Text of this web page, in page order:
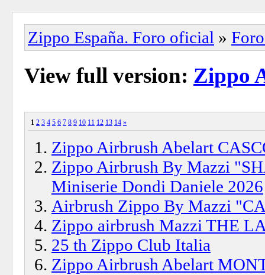
Zippo España. Foro oficial »
View full version: Zippo
1 2 3 4 5 6 7 8 9 10 11 12 13 14 »
Zippo Airbrush Abelart
Zippo Airbrush By Mazzi
Miniserie Dondi Daniele 2026
Airbrush Zippo By Mazzi
Zippo airbrush Mazzi THE
25 th Zippo Club Italia
Zippo Airbrush Abelart